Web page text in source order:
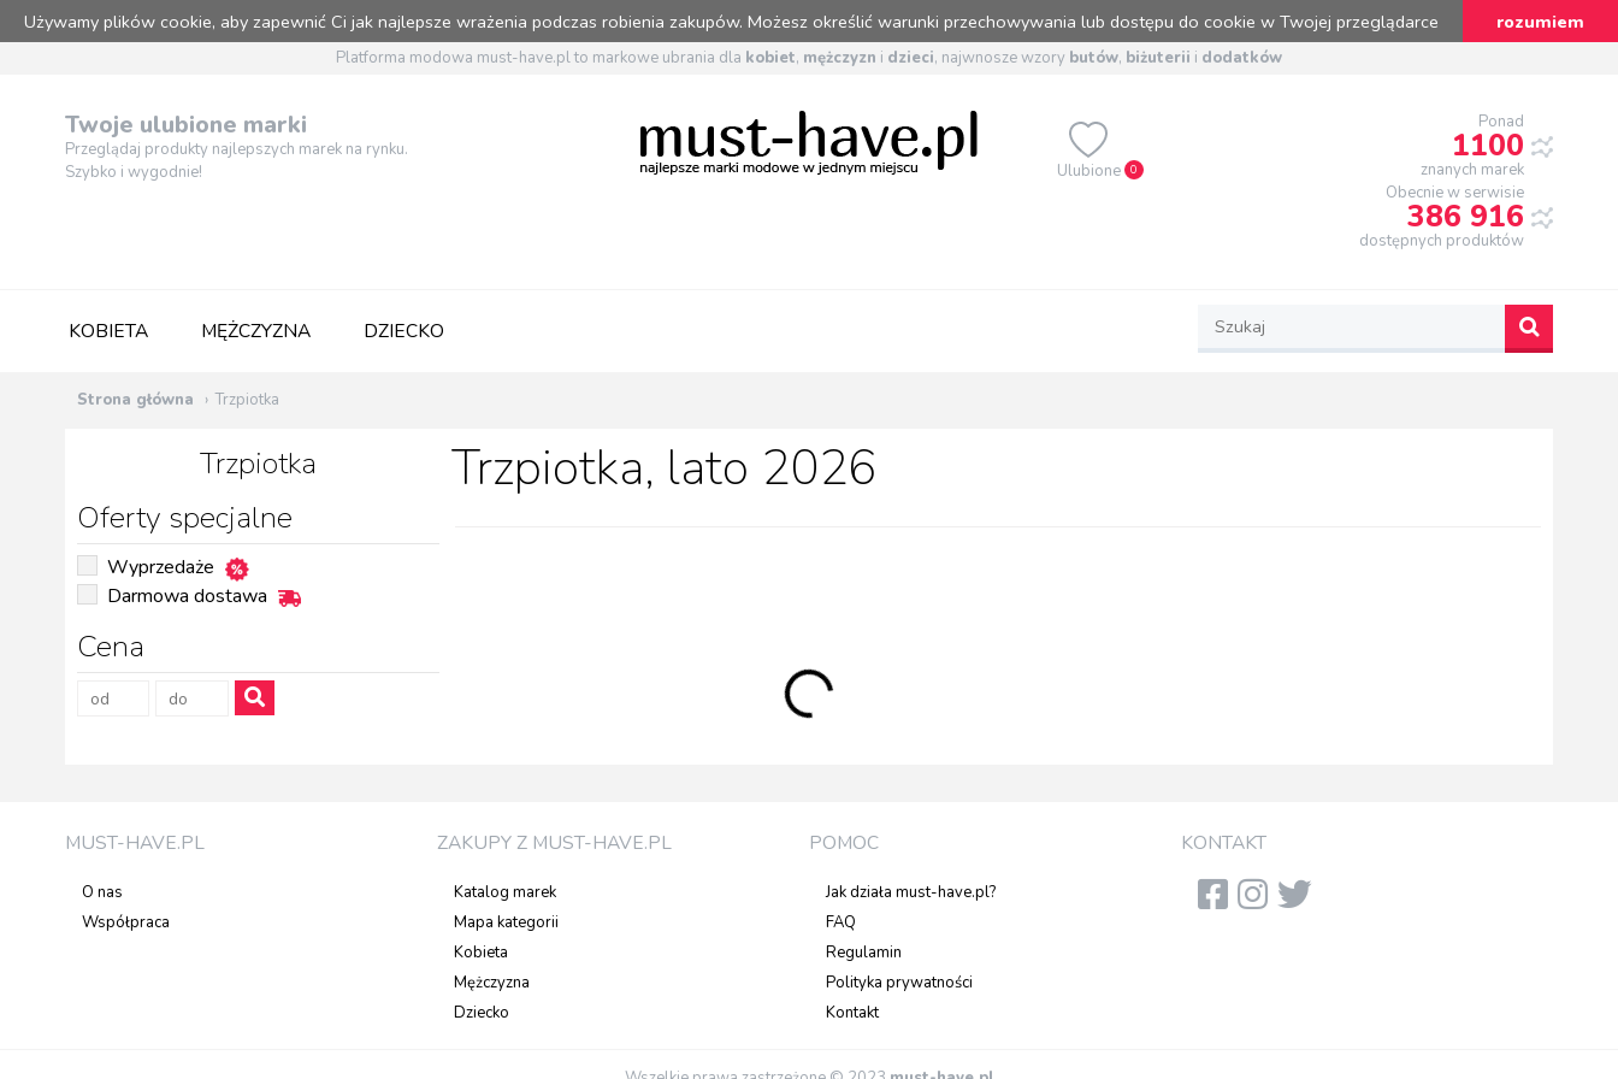
Używamy plików cookie, aby zapewnić Ci jak najlepsze wrażenia podczas robienia zakupów. Możesz określić warunki przechowywania lub dostępu do cookie w Twojej przeglądarce rozumiem
Platforma modowa must-have.pl to markowe ubrania dla kobiet, mężczyzn i dzieci, najwnosze wzory butów, biżuterii i dodatków
Twoje ulubione marki
Przeglądaj produkty najlepszych marek na rynku.
Szybko i wygodnie!
Ulubione 0
Ponad
1100
znanych marek
Obecnie w serwisie
386 916
dostępnych produktów
KOBIETA MĘŻCZYZNA DZIECKO
Strona główna Trzpiotka
Trzpiotka
Oferty specjalne
Wyprzedaże
Darmowa dostawa
Cena
Trzpiotka, lato 2026
MUST-HAVE.PL
O nas
Współpraca
ZAKUPY Z MUST-HAVE.PL
Katalog marek
Mapa kategorii
Kobieta
Mężczyzna
Dziecko
POMOC
Jak działa must-have.pl?
FAQ
Regulamin
Polityka prywatności
Kontakt
KONTAKT